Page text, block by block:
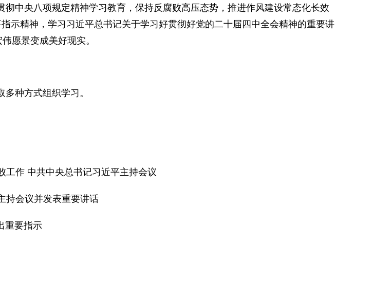
中央八项规定精神学习教育，保持反腐败高压态势，推进作风建设常态化长效
示精神，学习习近平总书记关于学习好贯彻好党的二十届四中全会精神的重要讲
愿景变成美好现实。
种方式组织学习。
工作 中共中央总书记习近平主持会议
持会议并发表重要讲话
重要指示